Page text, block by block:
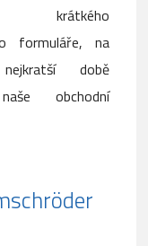
krátkého
formuláře, na
době
obchodní